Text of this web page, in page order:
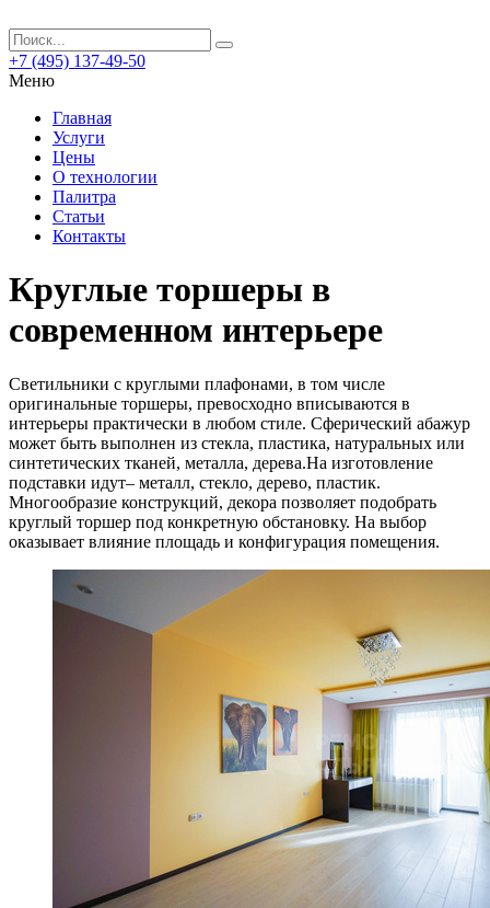
+7 (495) 137-49-50
Меню
Главная
Услуги
Цены
О технологии
Палитра
Статьи
Контакты
Круглые торшеры в
современном интерьере
Светильники с круглыми плафонами, в том числе
оригинальные торшеры, превосходно вписываются в
интерьеры практически в любом стиле. Сферический абажур
может быть выполнен из стекла, пластика, натуральных или
синтетических тканей, металла, дерева.На изготовление
подставки идут– металл, стекло, дерево, пластик.
Многообразие конструкций, декора позволяет подобрать
круглый торшер под конкретную обстановку. На выбор
оказывает влияние площадь и конфигурация помещения.